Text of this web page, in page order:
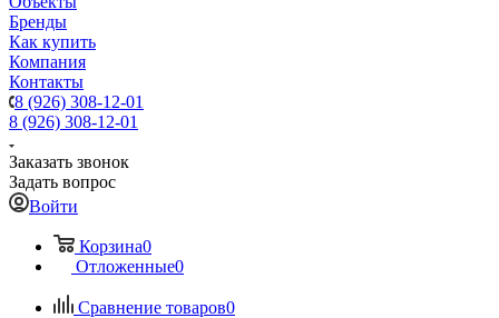
Бренды
Как купить
Компания
Контакты
8 (926) 308-12-01
8 (926) 308-12-01
Заказать звонок
Задать вопрос
Войти
Корзина0
Отложенные0
Сравнение товаров0